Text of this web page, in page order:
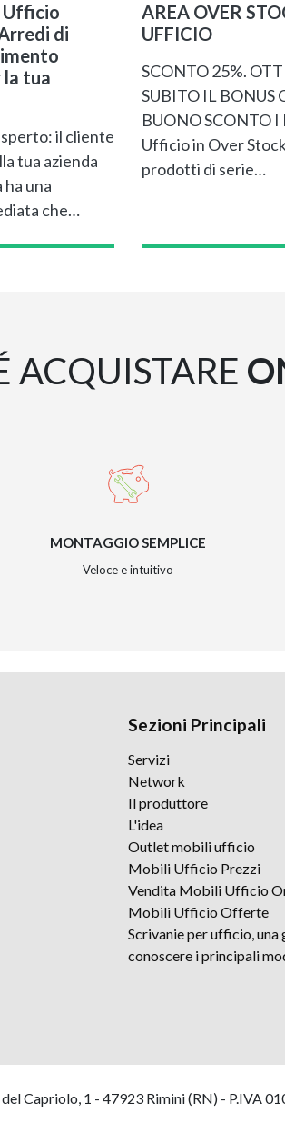
Ufficio
di
tua
il cliente
tua azienda
ha una
che…
AREA OVER
UFFICIO
SCONTO 25%.
SUBITO IL BONUS
BUONO SCONTO I
Ufficio in Over
prodotti di serie…
ACQUISTARE
MONTAGGIO SEMPLICE
Veloce e intuitivo
Sezioni Principali
Servizi
Network
Il produttore
L'idea
Outlet mobili ufficio
Mobili Ufficio Prezzi
Vendita Mobili Ufficio
Mobili Ufficio Offerte
Scrivanie per ufficio, una
conoscere i principali
Capriolo, 1 - 47923 Rimini (RN) - P.IVA